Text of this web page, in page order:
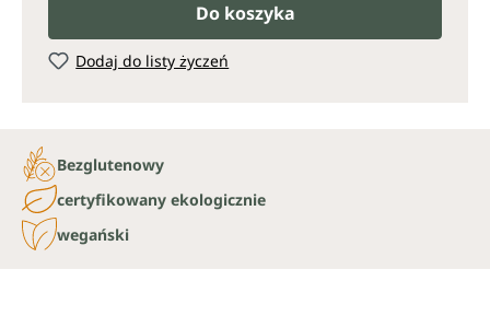
Do koszyka
Dodaj do listy życzeń
Bezglutenowy
certyfikowany ekologicznie
wegański